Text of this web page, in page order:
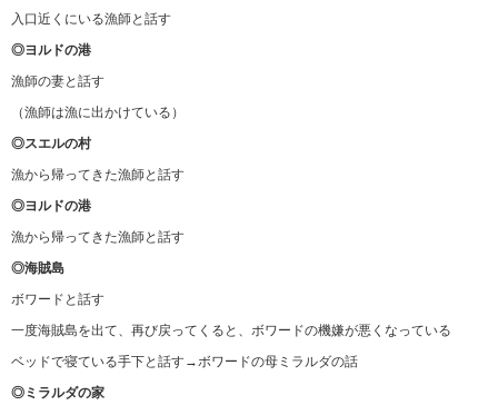
入口近くにいる漁師と話す
◎ヨルドの港
漁師の妻と話す
（漁師は漁に出かけている）
◎スエルの村
漁から帰ってきた漁師と話す
◎ヨルドの港
漁から帰ってきた漁師と話す
◎海賊島
ボワードと話す
一度海賊島を出て、再び戻ってくると、ボワードの機嫌が悪くなっている
ベッドで寝ている手下と話す→ボワードの母ミラルダの話
◎ミラルダの家